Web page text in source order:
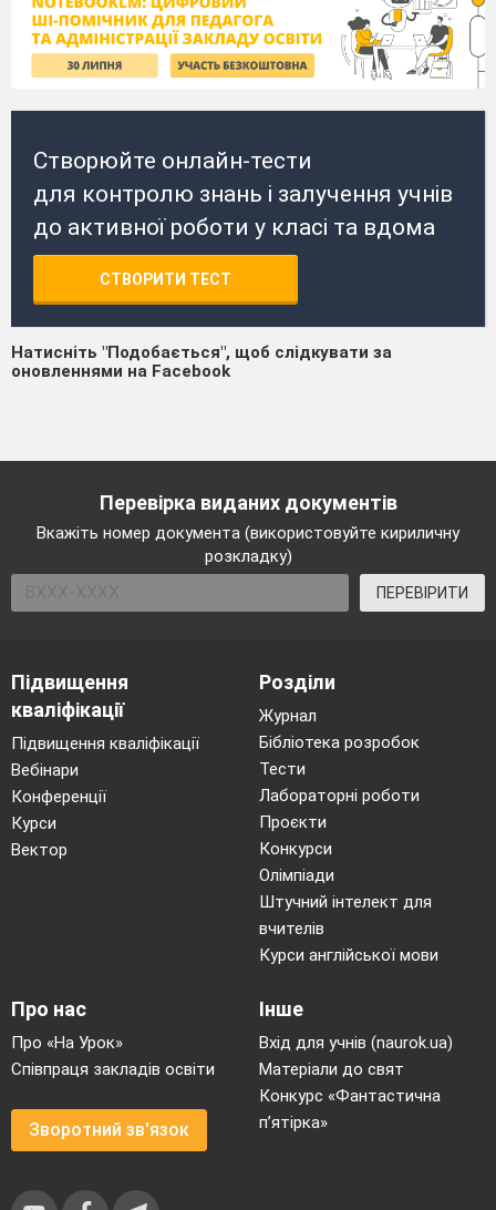
Створюйте онлайн-тести
для контролю знань і залучення учнів
до активної роботи у класі та вдома
СТВОРИТИ ТЕСТ
Натисніть "Подобається", щоб слідкувати за
оновленнями на Facebook
Перевірка виданих документів
Вкажіть номер документа (використовуйте кириличну
розкладку)
ПЕРЕВІРИТИ
Підвищення
кваліфікації
Підвищення кваліфікації
Вебінари
Конференції
Курси
Вектор
Розділи
Журнал
Бібліотека розробок
Тести
Лабораторні роботи
Проєкти
Конкурси
Олімпіади
Штучний інтелект для
вчителів
Курси англійської мови
Про нас
Про «На Урок»
Співпраця закладів освіти
Зворотний зв'язок
Інше
Вхід для учнів (naurok.ua)
Матеріали до свят
Конкурс «Фантастична
п’ятірка»